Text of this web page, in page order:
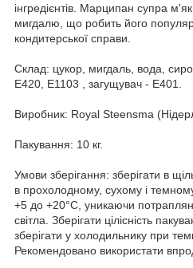
інгредієнтів. Марципан супра
мигдалю, що робить його
кондитерської справи.
Склад: цукор, мигдаль, вода,
E420, E1103 , загущувач - E401.
Виробник: Royal Steensma
Пакування: 10 кг.
Умови зберігання: зберігати в
в прохолодному, сухому і
+5 до +20°С, уникаючи
світла. Зберігати цілісність
зберігати у холодильнику при
Рекомендовано використати